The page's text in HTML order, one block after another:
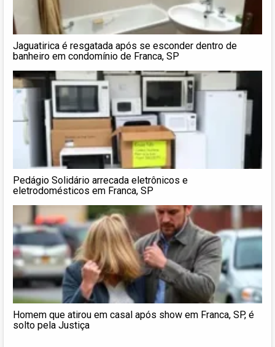
Jaguatirica é resgatada após se esconder dentro de
banheiro em condomínio de Franca, SP
Pedágio Solidário arrecada eletrônicos e
eletrodomésticos em Franca, SP
Homem que atirou em casal após show em Franca, SP, é
solto pela Justiça